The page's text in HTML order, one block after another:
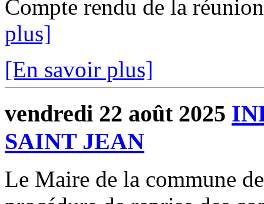
Compte rendu de la
plus]
[En savoir plus]
vendredi 22 août 2025
SAINT JEAN
Le Maire de la commune